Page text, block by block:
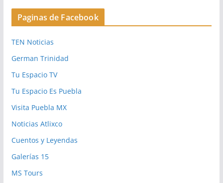
Paginas de Facebook
TEN Noticias
German Trinidad
Tu Espacio TV
Tu Espacio Es Puebla
Visita Puebla MX
Noticias Atlixco
Cuentos y Leyendas
Galerías 15
MS Tours